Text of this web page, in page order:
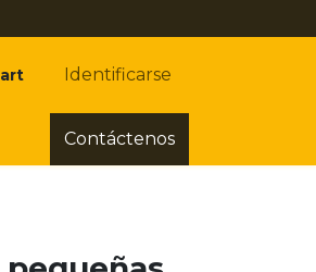
Identificarse
Contáctenos